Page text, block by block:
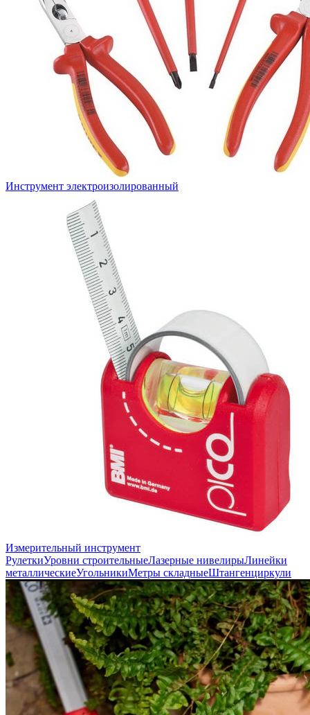
Инструмент электроизолированный
Измерительный инструмент
РулеткиУровни строительныеЛазерные нивелирыЛинейки
металлическиеУгольникиМетры складныеШтангенциркули